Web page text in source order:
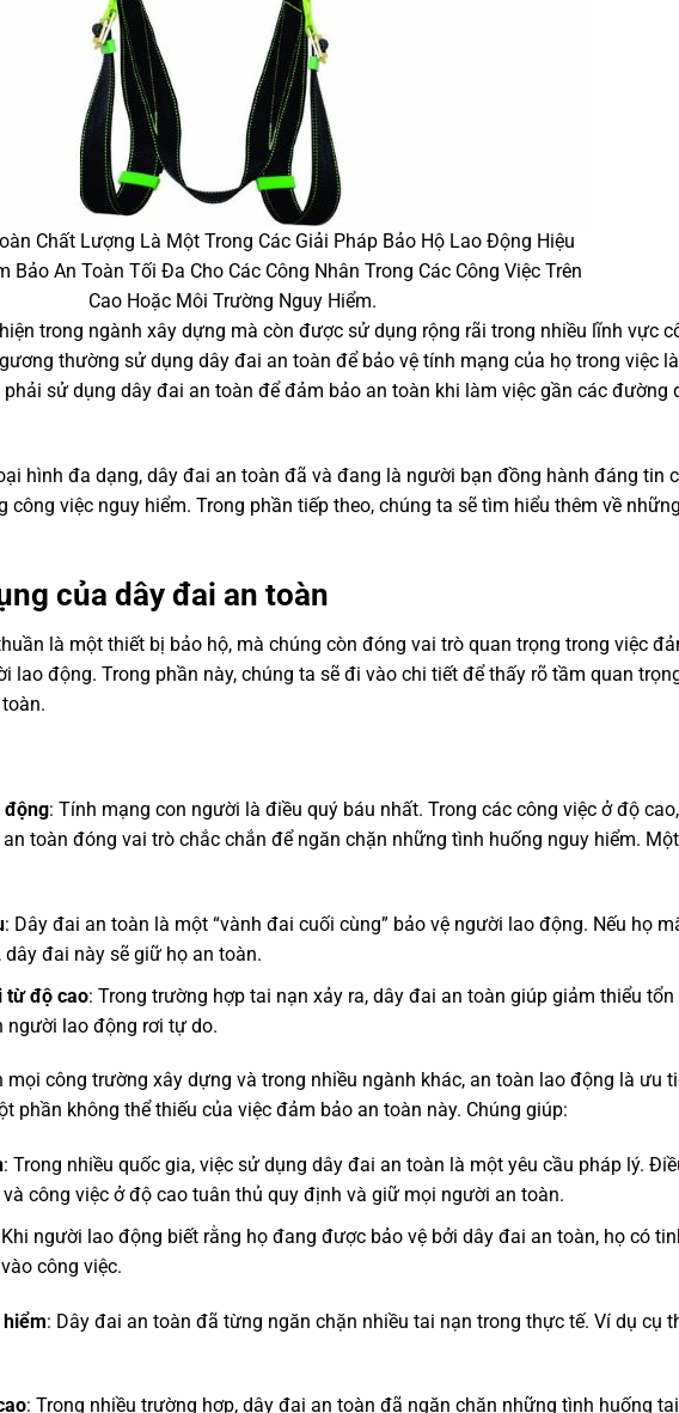
Chất Lượng Là Một Trong Các Giải Pháp Bảo Hộ Lao Động Hiệu
Bảo An Toàn Tối Đa Cho Các Công Nhân Trong Các Công Việc Trên
Cao Hoặc Môi Trường Nguy Hiểm.
trong ngành xây dựng mà còn được sử dụng rộng rãi trong nhiều lĩnh vực
thường sử dụng dây đai an toàn để bảo vệ tính mạng của họ trong việc
sử dụng dây đai an toàn để đảm bảo an toàn khi làm việc gần các đường
hình đa dạng, dây đai an toàn đã và đang là người bạn đồng hành đáng tin
việc nguy hiểm. Trong phần tiếp theo, chúng ta sẽ tìm hiểu thêm về
của dây đai an toàn
là một thiết bị bảo hộ, mà chúng còn đóng vai trò quan trọng trong việc
lao động. Trong phần này, chúng ta sẽ đi vào chi tiết để thấy rõ tầm quan
động: Tính mạng con người là điều quý báu nhất. Trong các công việc ở độ
toàn đóng vai trò chắc chắn để ngăn chặn những tình huống nguy hiểm.
: Dây đai an toàn là một “vành đai cuối cùng” bảo vệ người lao động. Nếu họ
đai này sẽ giữ họ an toàn.
từ độ cao: Trong trường hợp tai nạn xảy ra, dây đai an toàn giúp giảm thiểu tổn
người lao động rơi tự do.
mọi công trường xây dựng và trong nhiều ngành khác, an toàn lao động là ưu
phần không thể thiếu của việc đảm bảo an toàn này. Chúng giúp:
: Trong nhiều quốc gia, việc sử dụng dây đai an toàn là một yêu cầu pháp lý.
công việc ở độ cao tuân thủ quy định và giữ mọi người an toàn.
người lao động biết rằng họ đang được bảo vệ bởi dây đai an toàn, họ có
công việc.
: Dây đai an toàn đã từng ngăn chặn nhiều tai nạn trong thực tế. Ví dụ cụ
: Trong nhiều trường hợp, dây đai an toàn đã ngăn chặn những tình huống